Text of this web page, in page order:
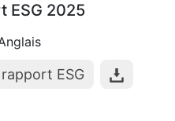
ESG 2025
ESG